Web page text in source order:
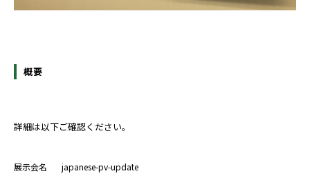
概要
詳細は以下ご確認ください。
展示会名 japanese-pv-update